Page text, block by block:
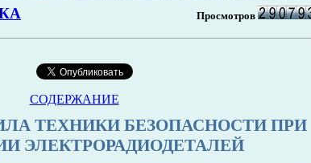
СОДЕРЖАНИЕ
ТЕХНИКИ БЕЗОПАСНОСТИ ПРИ
ЭЛЕКТРОРАДИОДЕТАЛЕЙ